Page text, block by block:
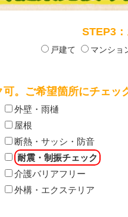
STEP3
戸建て マンショ
。ご希望箇所にチェッ
外壁・雨樋
屋根
断熱・サッシ・防音
耐震・制振チェック
介護バリアフリー
外構・エクステリア